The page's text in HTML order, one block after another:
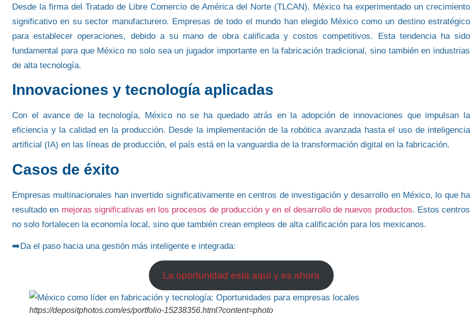
Desde la firma del Tratado de Libre Comercio de América del Norte (TLCAN), México ha experimentado uncrecimiento
significativo en su sector manufacturero. Empresas de todo el mundo han elegido México como un destino estratégico
para establecer operaciones, debido a su mano de obra calificada y costos competitivos. Esta tendencia ha sido
fundamental para que México no solo sea un jugador importante en la fabricación tradicional, sino también en industrias
de alta tecnología.
Innovaciones y tecnología aplicadas
Con el avance de la tecnología, México no se ha quedado atrás en la adopción de innovaciones que impulsan la
eficiencia y la calidad en la producción. Desde la implementación de la robótica avanzada hasta el uso de inteligencia
artificial (IA) en las líneas de producción, el país está en la vanguardia de la transformación digital en la fabricación.
Casos de éxito
Empresas multinacionales han invertido significativamente en centros de investigación y desarrollo en México, lo que ha
resultado en mejoras significativas en los procesos de producción y en el desarrollo de nuevos productos. Estos centros
no solo fortalecen la economía local, sino que también crean empleos de alta calificación para los mexicanos.
➡️Da el paso hacia una gestión más inteligente e integrada:
La oportunidad está aquí y es ahora
https://depositphotos.com/es/portfolio-15238356.html?content=photo